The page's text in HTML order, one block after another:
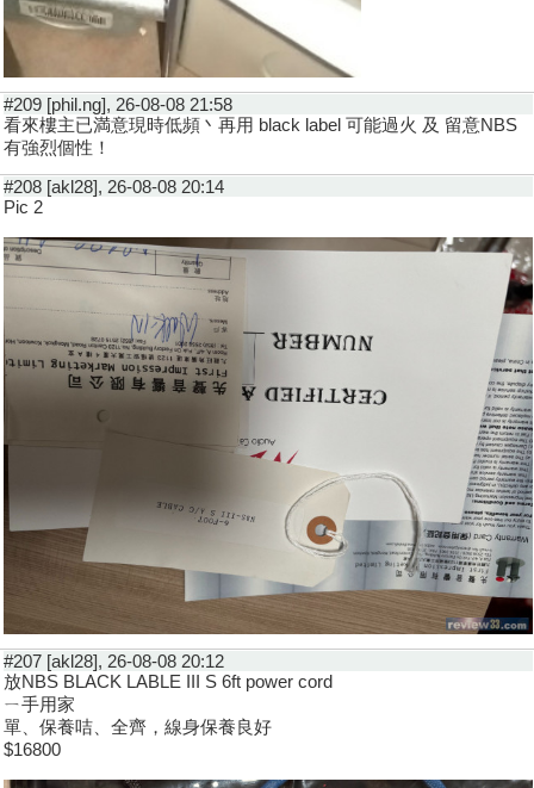
#209 [phil.ng], 26-08-08 21:58
看來樓主已満意現時低頻丶再用 black label 可能過火 及 留意NBS
有強烈個性！
#208 [akl28], 26-08-08 20:14
Pic 2
#207 [akl28], 26-08-08 20:12
放NBS BLACK LABLE III S 6ft power cord
ㄧ手用家
單、保養咭、全齊，線身保養良好
$16800